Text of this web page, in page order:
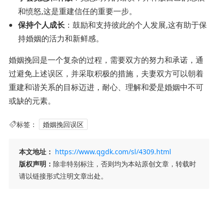
和愤怒,这是重建信任的重要一步。
保持个人成长 ：鼓励和支持彼此的个人发展,这有助于保
持婚姻的活力和新鲜感。
婚姻挽回是一个复杂的过程，需要双方的努力和承诺，通
过避免上述误区，并采取积极的措施，夫妻双方可以朝着
重建和谐关系的目标迈进，耐心、理解和爱是婚姻中不可
或缺的元素。
标签： 婚姻挽回误区
本文地址： https://www.qgdk.com/sl/4309.html
版权声明： 除非特别标注，否则均为本站原创文章，转载时
请以链接形式注明文章出处。